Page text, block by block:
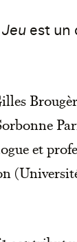
est un
et